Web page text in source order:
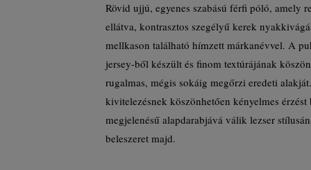
Rövid ujjú, egyenes szabású férfi póló, amely
ellátva, kontrasztos szegélyű kerek
mellkason található hímzett márkanévvel. A
jersey-ből készült és finom textúrájának
rugalmas, mégis sokáig megőrzi eredeti
kivitelezésnek köszönhetően kényelmes
megjelenésű alapdarabjává válik lezser
beleszeret majd.